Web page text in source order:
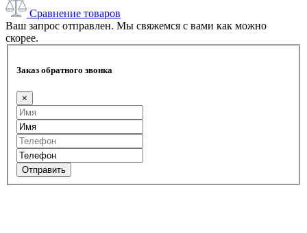
Сравнение товаров
Ваш запрос отправлен. Мы свяжемся с вами как можно
скорее.
Заказ обратного звонка
×
Отправить